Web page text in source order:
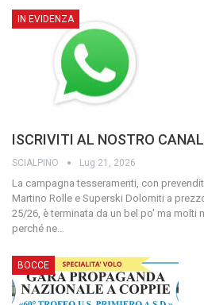
IN EVIDENZA
ISCRIVITI AL NOSTRO
SCIALPINO Lug 21, 2026
La campagna tesseramenti, con
Martino Rolle e Superski Dolomiti a
25/26, è terminata da un bel po' ma molti
perché ne…
BOCCE